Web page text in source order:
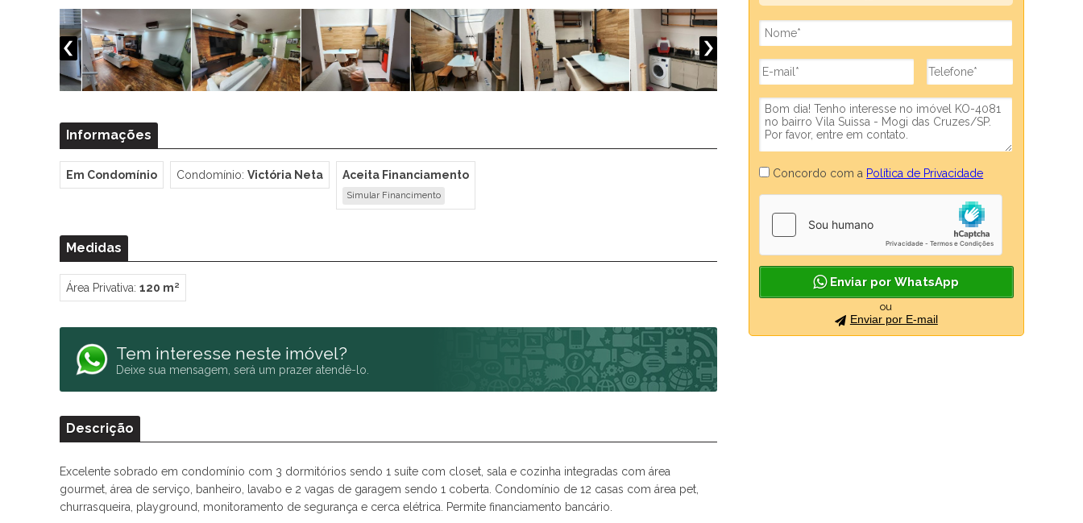
Praças Ipoema
Real Park - Mogi II
Recantos dos Pinheiros
Res. Smart Flat Hotel Residence
Residencial Vila SuiÇa
Rubi
Santa Tereza I
Summer Sun
Informações
Em Condomínio Condomínio: Victória Neta Aceita Financiamento
Simular Financimento
Medidas
Área Privativa: 120 m²
Tem interesse neste imóvel?
Deixe sua mensagem, será um prazer atendê-lo.
Descrição
Excelente sobrado em condomínio com 3 dormitórios sendo 1 suíte com closet, sala e cozinha integradas com área
gourmet, área de serviço, banheiro, lavabo e 2 vagas de garagem sendo 1 coberta. Condomínio de 12 casas com área pet,
churrasqueira, playground, monitoramento de segurança e cerca elétrica. Permite financiamento bancário.
Concordo com a Política de Privacidade
Enviar por WhatsApp
ou
Enviar por E-mail